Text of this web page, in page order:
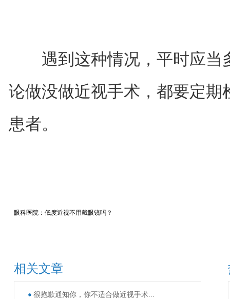
遇到这种情况，平时应当
论做没做近视手术，都要定
患者。
眼科医院：低度近视不用戴眼镜吗？
相关文章
很抱歉通知你，你不适合做近视手术...